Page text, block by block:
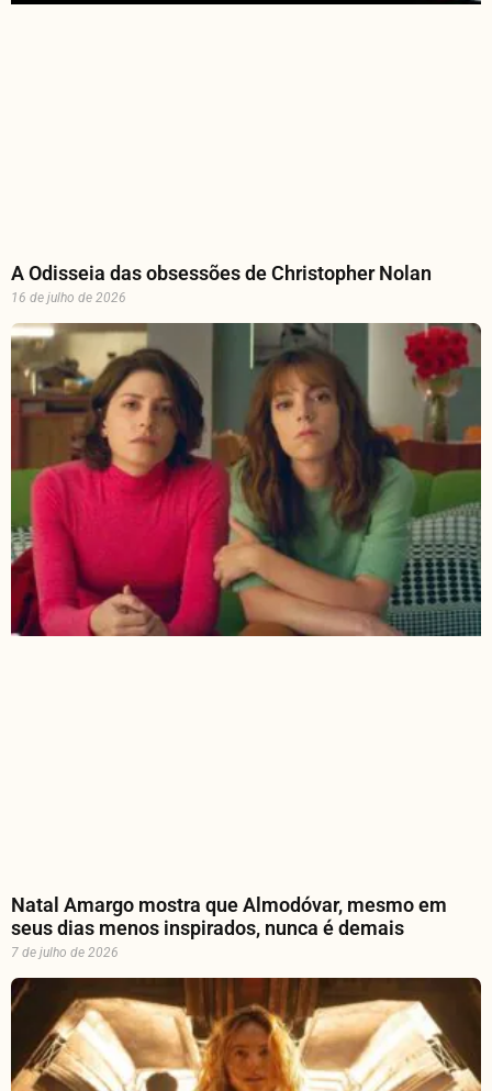
A Odisseia das obsessões de Christopher Nolan
16 de julho de 2026
Natal Amargo mostra que Almodóvar, mesmo em
seus dias menos inspirados, nunca é demais
7 de julho de 2026